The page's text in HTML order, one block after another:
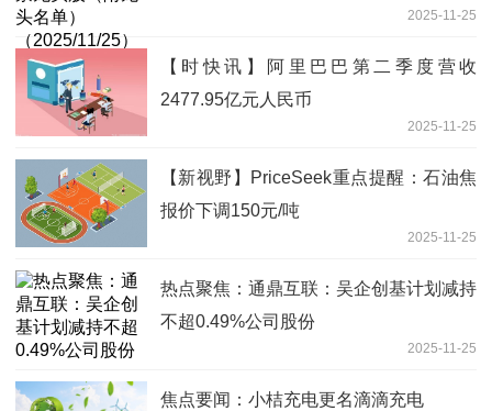
2025-11-25
【时快讯】阿里巴巴第二季度营收
2477.95亿元人民币
2025-11-25
【新视野】PriceSeek重点提醒：石油焦
报价下调150元/吨
2025-11-25
热点聚焦：通鼎互联：吴企创基计划减持
不超0.49%公司股份
2025-11-25
焦点要闻：小桔充电更名滴滴充电